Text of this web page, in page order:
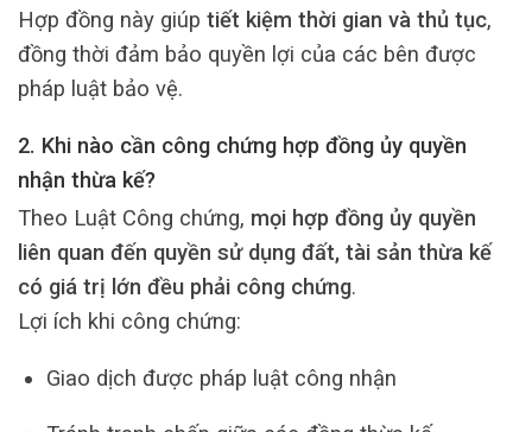
Hợp đồng này giúp tiết kiệm thời gian và thủ tục,
đồng thời đảm bảo quyền lợi của các bên được
pháp luật bảo vệ.
2. Khi nào cần công chứng hợp đồng ủy quyền
nhận thừa kế?
Theo Luật Công chứng, mọi hợp đồng ủy quyền
liên quan đến quyền sử dụng đất, tài sản thừa kế
có giá trị lớn đều phải công chứng.
Lợi ích khi công chứng:
Giao dịch được pháp luật công nhận